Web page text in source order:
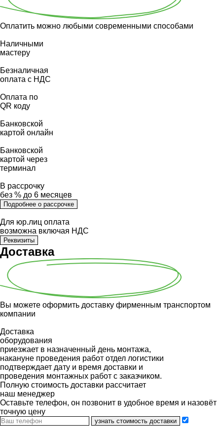
Оплатить можно любыми современными способами
Наличными
мастеру
Безналичная
оплата с НДС
Оплата по
QR коду
Банковской
картой онлайн
Банковской
картой через
терминал
В рассрочку
без % до 6 месяцев
Подробнее о рассрочке
Для юр.лиц оплата
возможна включая НДС
Реквизиты
Доставка
Вы можете оформить доставку фирменным транспортом
компании
Доставка
оборудования
приезжает в назначенный день монтажа,
накануне проведения работ отдел логистики
подтверждает дату и время доставки и
проведения монтажных работ с заказчиком.
Полную стоимость доставки рассчитает
наш менеджер
Оставьте телефон, он позвонит в удобное время и назовёт
точную цену
узнать стоимость доставки